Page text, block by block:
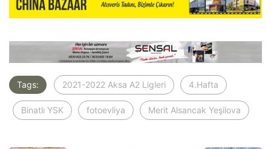
Tags: 2021-2022 Aksa A2 Ligleri 4.Hafta
Binatlı YSK fotoevliya Merit Alsancak Yeşilova